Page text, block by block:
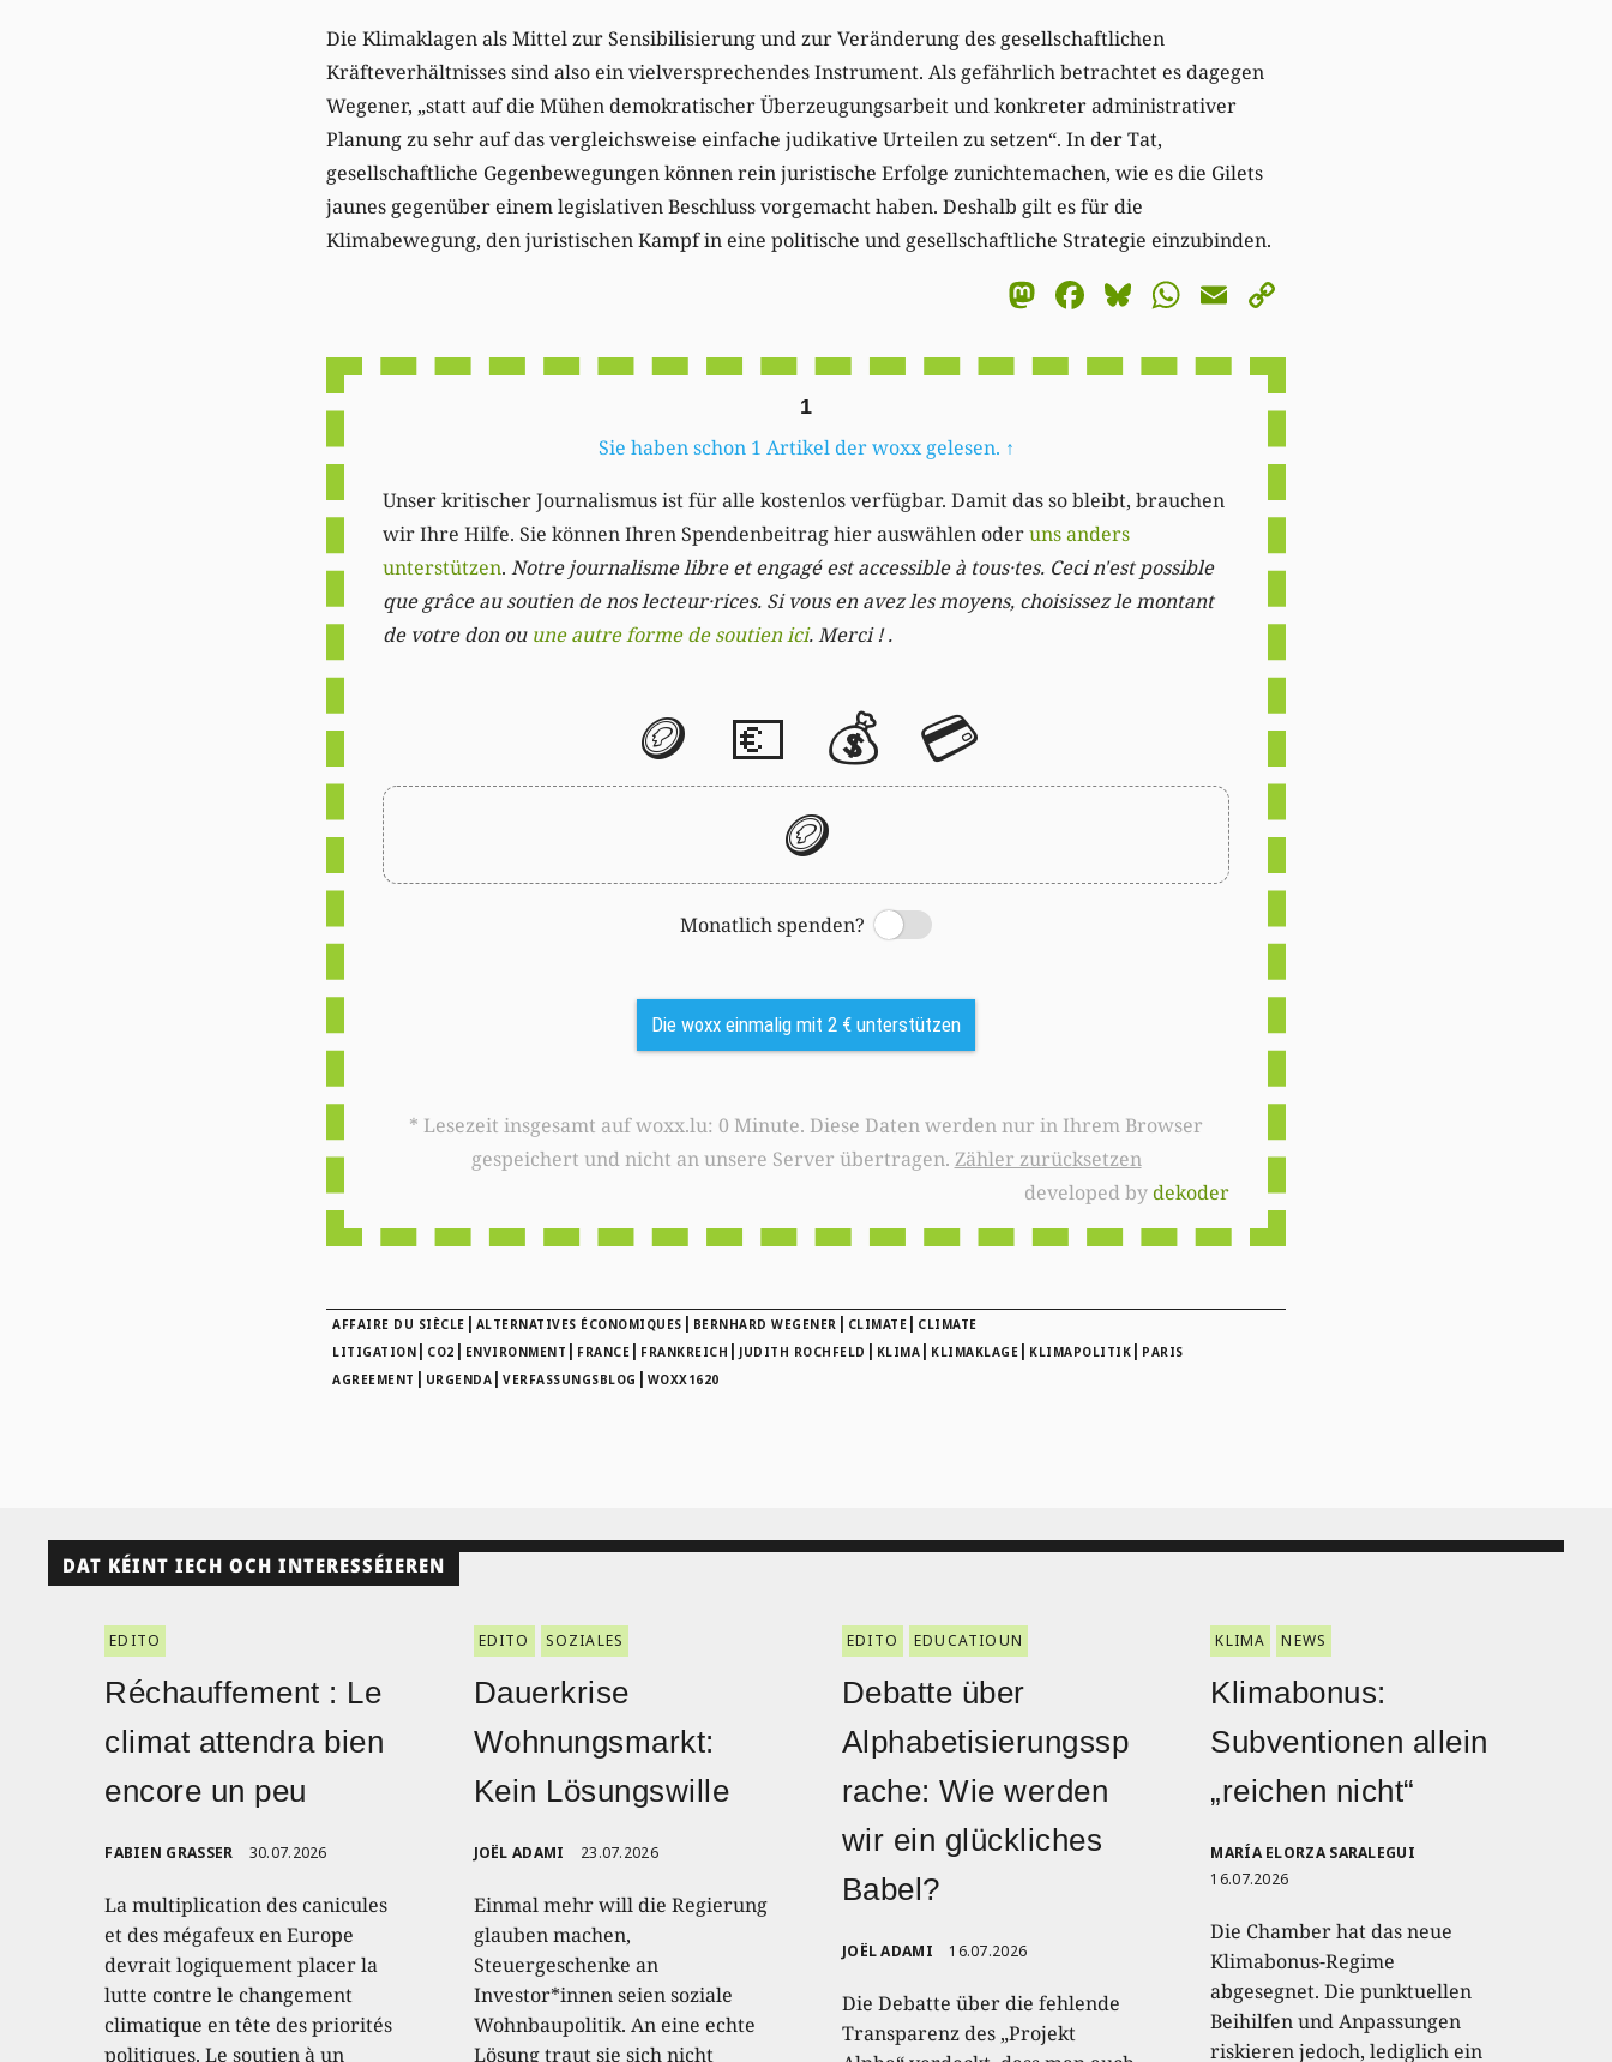
Die Klimaklagen als Mittel zur Sensibilisierung und zur Veränderung des gesellschaftlichen
Kräfteverhältnisses sind also ein vielversprechendes Instrument. Als gefährlich betrachtet es dagegen
Wegener, „statt auf die Mühen demokratischer Überzeugungsarbeit und konkreter administrativer
Planung zu sehr auf das vergleichsweise einfache judikative Urteilen zu setzen“. In der Tat,
gesellschaftliche Gegenbewegungen können rein juristische Erfolge zunichtemachen, wie es die Gilets
jaunes gegenüber einem legislativen Beschluss vorgemacht haben. Deshalb gilt es für die
Klimabewegung, den juristischen Kampf in eine politische und gesellschaftliche Strategie einzubinden.
Mastodon
Facebook
Bluesky
WhatsApp
Email
1
Sie haben schon 1 Artikel der woxx gelesen. ↑
Unser kritischer Journalismus ist für alle kostenlos verfügbar. Damit das so bleibt, brauchen
wir Ihre Hilfe. Sie können Ihren Spendenbeitrag hier auswählen oderuns anders
unterstützen. Notre journalisme libre et engagé est accessible à tous·tes. Ceci n'est possible
que grâce au soutien de nos lecteur·rices. Si vous en avez les moyens, choisissez le montant
de votre don ou une autre forme de soutien ici. Merci ! .
🪙 💶 💰 💳
🪙
Monatlich spenden?
Switch
Die woxx einmalig mit 2 € unterstützen
* Lesezeit insgesamt auf woxx.lu: 0 Minute. Diese Daten werden nur in Ihrem Browser
gespeichert und nicht an unsere Server übertragen. Zähler zurücksetzen
developed bydekoder
AFFAIRE DU SIÈCLE | ALTERNATIVES ÉCONOMIQUES | BERNHARD WEGENER | CLIMATE | CLIMATE
LITIGATION | CO2 | ENVIRONMENT | FRANCE | FRANKREICH | JUDITH ROCHFELD | KLIMA | KLIMAKLAGE | KLIMAPOLITIK | PARIS
AGREEMENT | URGENDA | VERFASSUNGSBLOG | WOXX1620
DAT KÉINT IECH OCH INTERESSÉIEREN
EDITO
Réchauffement : Le
climat attendra bien
encore un peu
FABIEN GRASSER 30.07.2026
La multiplication des canicules
et des mégafeux en Europe
devrait logiquement placer la
lutte contre le changement
climatique en tête des priorités
politiques. Le soutien à un
EDITO SOZIALES
Dauerkrise
Wohnungsmarkt:
Kein Lösungswille
JOËL ADAMI 23.07.2026
Einmal mehr will die Regierung
glauben machen,
Steuergeschenke an
Investor*innen seien soziale
Wohnbaupolitik. An eine echte
Lösung traut sie sich nicht
EDITO EDUCATIOUN
Debatte über
Alphabetisierungssp
rache: Wie werden
wir ein glückliches
Babel?
JOËL ADAMI 16.07.2026
Die Debatte über die fehlende
Transparenz des „Projekt
KLIMA NEWS
Klimabonus:
Subventionen allein
„reichen nicht“
MARÍA ELORZA SARALEGUI
16.07.2026
Die Chamber hat das neue
Klimabonus-Regime
abgesegnet. Die punktuellen
Beihilfen und Anpassungen
riskieren jedoch, lediglich ein